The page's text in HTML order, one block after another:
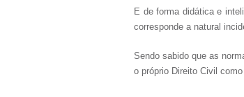
E de forma didática e
corresponde a natural
Sendo sabido que as
o próprio Direito Civil